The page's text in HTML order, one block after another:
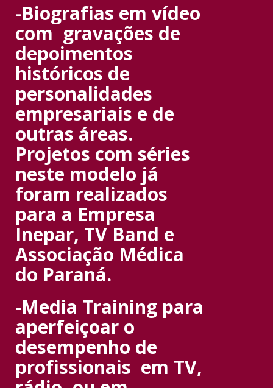
-Biografias em vídeo
com gravações de
depoimentos
históricos de
personalidades
empresariais e de
outras áreas.
Projetos com séries
neste modelo já
foram realizados
para a Empresa
Inepar, TV Band e
Associação Médica
do Paraná.
-Media Training para
aperfeiçoar o
desempenho de
profissionais em TV,